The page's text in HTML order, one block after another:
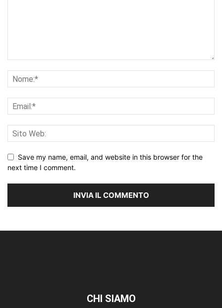
Save my name, email, and website in this browser for the
next time I comment.
CHI SIAMO